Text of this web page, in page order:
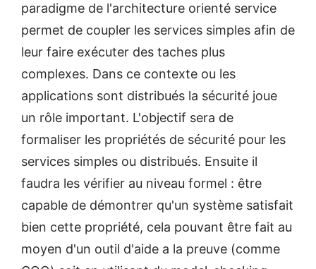
paradigme de l'architecture orienté service
permet de coupler les services simples afin de
leur faire exécuter des taches plus
complexes. Dans ce contexte ou les
applications sont distribués la sécurité joue
un rôle important. L'objectif sera de
formaliser les propriétés de sécurité pour les
services simples ou distribués. Ensuite il
faudra les vérifier au niveau formel : être
capable de démontrer qu'un système satisfait
bien cette propriété, cela pouvant être fait au
moyen d'un outil d'aide a la preuve (comme